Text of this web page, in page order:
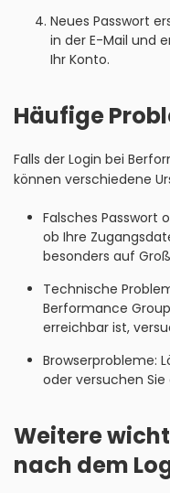
Neues Passwort
in der E-Mail und
Ihr Konto.
Häufige
Falls der Login bei
können verschiedene
Falsches Passwort
ob Ihre
besonders auf
Technische
Berformance
erreichbar ist,
Browserprobleme:
oder versuchen
Weitere
nach dem